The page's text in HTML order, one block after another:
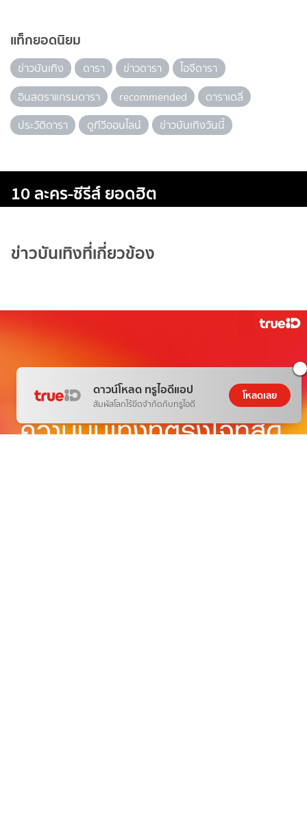
แท็กยอดนิยม
ข่าวบันเทิง ดารา ข่าวดารา
ไอจีดารา
อินสตราแกรมดารา
recommended
ดาราเดลี่
ประวัติดารา
ดูทีวีออนไลน์ ข่าวบันเทิงวันนี้
10 ละคร-ซีรีส์ ยอดฮิต
ข่าวบันเทิงที่เกี่ยวข้อง
ดาวน์โหลด ทรูไอดีแอป
สัมผัสโลกไร้ขีดจำกัดกับทรูไอดี
โหลดเลย